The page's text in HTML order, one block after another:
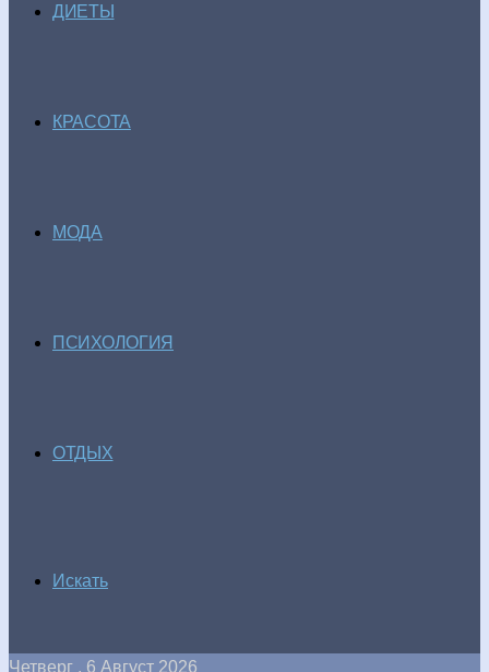
ДИЕТЫ
КРАСОТА
МОДА
ПСИХОЛОГИЯ
ОТДЫХ
Искать
Четверг , 6 Август 2026